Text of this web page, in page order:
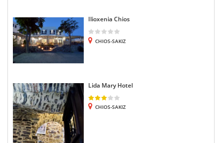
Ilioxenia Chios
CHIOS-SAKIZ
Lida Mary Hotel
CHIOS-SAKIZ